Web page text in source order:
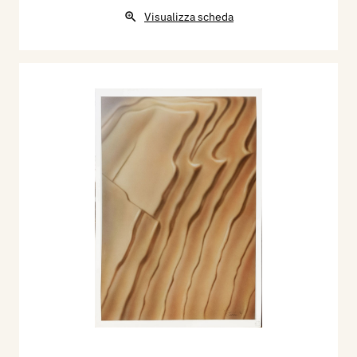
ma ricca di senso. Nel 2011 fummo invitati,
dipingere un quadro di cm 100 x 120 in una
settimana. Lui si organizzò e per la prima volta
provò a lavorare con l’aerografo all’aperto.
Quella fu la prima e l’ultima volta che vi
partecipò, adducendo che troppi erano stati i
disturbi recati dal vento, dalla polvere, ecc.
Tra noi si era creata una notevole empatia. Una
mattina nel nostro “studio aperto” ci raggiunse la
notizia dell’italiano che era stato decapitato
Sull’onda dell’emozione, dipinsi un quadro
particolare che lui riprese a modo suo
Visualizza scheda